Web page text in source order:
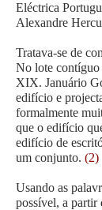
Eléctrica
Alexandre
Tratava-se de
No lote contíguo
XIX. Januário
edifício e
formalmente
que o edifício
edifício de
um conjunto. (2)
Usando as
possível, a partir